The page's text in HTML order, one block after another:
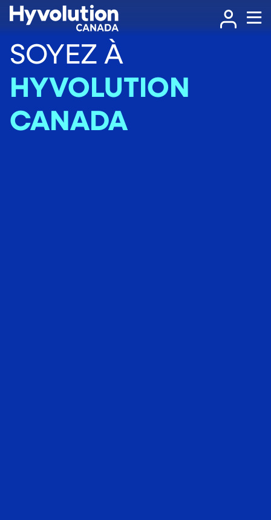
SOYEZ À
HYVOLUTION
CANADA